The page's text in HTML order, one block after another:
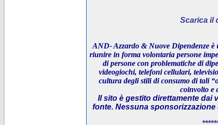
Scarica il
AND- Azzardo & Nuove Dipendenze è
riunire in forma volontaria persone
di persone con problematiche di
videogiochi, telefoni cellulari,
cultura degli stili di consumo di tali
coinvolto e
Il sito è gestito direttamente dai
fonte. Nessuna